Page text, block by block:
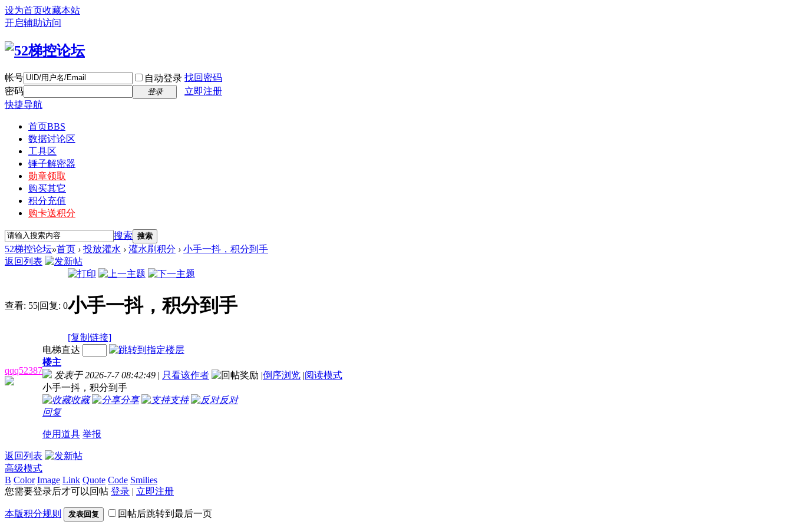
设为首页收藏本站
开启辅助访问
帐号 自动登录 找回密码
密码
登录
立即注册
快捷导航
首页BBS
数据讨论区
工具区
锤子解密器
勋章领取
购买其它
积分充值
购卡送积分
搜索 搜索
52梯控论坛»首页 › 投放灌水 › 灌水刷积分 › 小手一抖，积分到手
返回列表
查看: 55|回复: 0小手一抖，积分到手
[复制链接]
qqq52387
电梯直达
楼主
发表于 2026-7-7 08:42:49 | 只看该作者 |倒序浏览 |阅读模式
小手一抖，积分到手
收藏
分享 支持
反对
回复
使用道具 举报
返回列表
高级模式
B Color Image Link Quote Code Smilies
您需要登录后才可以回帖 登录 | 立即注册
本版积分规则 发表回复 回帖后跳转到最后一页